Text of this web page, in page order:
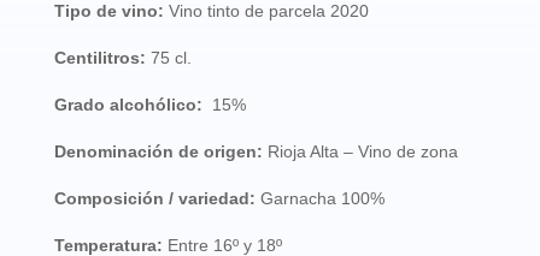
Tipo de vino: Vino tinto de parcela 2020
Centilitros: 75 cl.
Grado alcohólico: 15%
Denominación de origen: Rioja Alta – Vino de zona
Composición / variedad: Garnacha 100%
Temperatura: Entre 16º y 18º